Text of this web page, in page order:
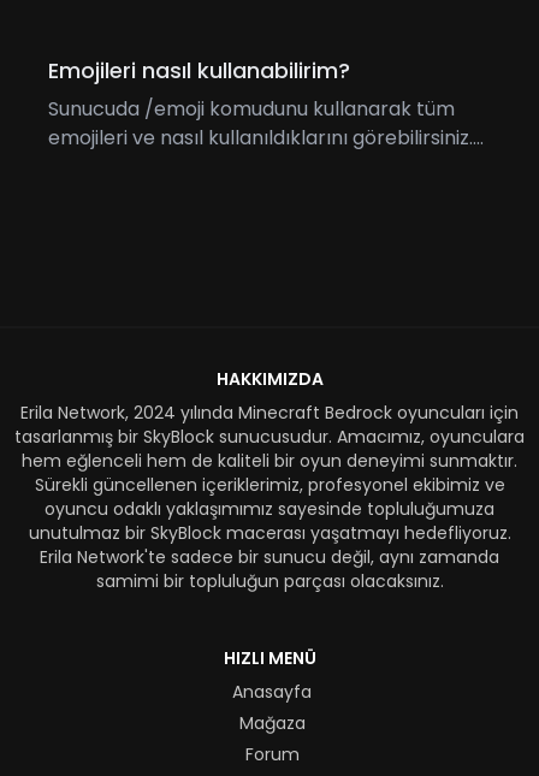
Emojileri nasıl kullanabilirim?
Sunucuda /emoji komudunu kullanarak tüm
emojileri ve nasıl kullanıldıklarını görebilirsiniz....
HAKKIMIZDA
Erila Network, 2024 yılında Minecraft Bedrock oyuncuları için
tasarlanmış bir SkyBlock sunucusudur. Amacımız, oyunculara
hem eğlenceli hem de kaliteli bir oyun deneyimi sunmaktır.
Sürekli güncellenen içeriklerimiz, profesyonel ekibimiz ve
oyuncu odaklı yaklaşımımız sayesinde topluluğumuza
unutulmaz bir SkyBlock macerası yaşatmayı hedefliyoruz.
Erila Network'te sadece bir sunucu değil, aynı zamanda
samimi bir topluluğun parçası olacaksınız.
HIZLI MENÜ
Anasayfa
Mağaza
Forum